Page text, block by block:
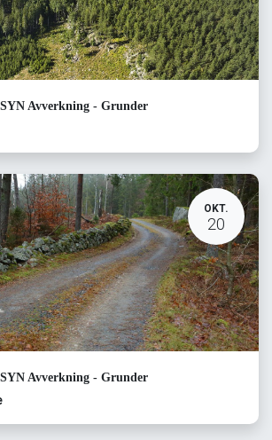
SYN Avverkning - Grunder
OKT.
20
SYN Avverkning - Grunder